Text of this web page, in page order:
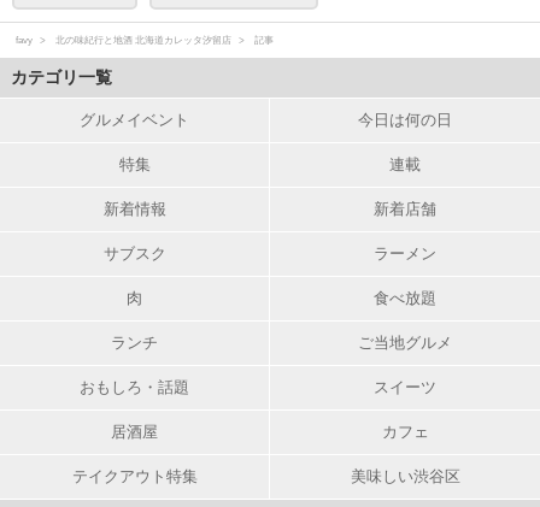
favy 北の味紀行と地酒 北海道カレッタ汐留店 記事
カテゴリ一覧
グルメイベント 今日は何の日
特集 連載
新着情報 新着店舗
サブスク ラーメン
肉 食べ放題
ランチ ご当地グルメ
おもしろ・話題 スイーツ
居酒屋 カフェ
テイクアウト特集 美味しい渋谷区